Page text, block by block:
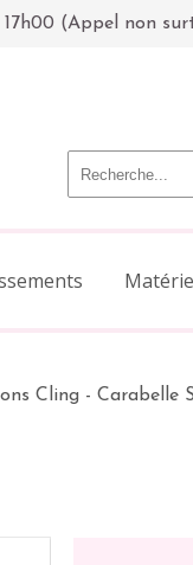
(Appel non
Cling - Carabelle